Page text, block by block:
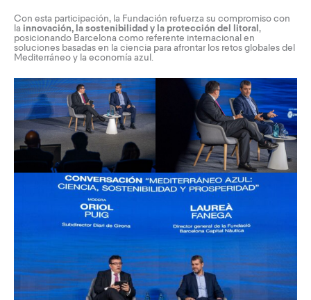
Con esta participación, la Fundación refuerza su compromiso con
la innovación, la sostenibilidad y la protección del litoral ,
posicionando Barcelona como referente internacional en
soluciones basadas en la ciencia para afrontar los retos globales del
Mediterráneo y la economía azul.